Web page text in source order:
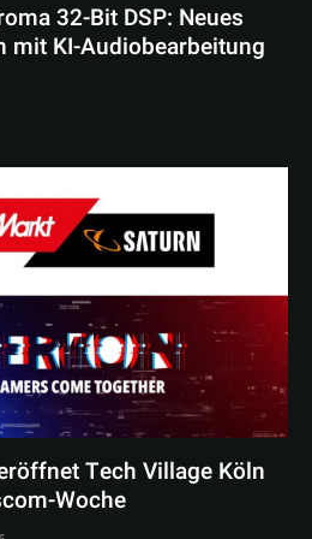
32-Bit DSP: Neues
mit KI-Audiobearbeitung
Tech Village Köln
Woche